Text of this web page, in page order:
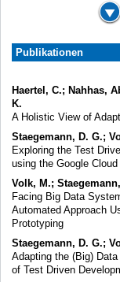
Publikationen
Haertel, C.; Nahhas,
K.
A Holistic View of
Staegemann, D. G.;
Exploring the Test
using the Google
Volk, M.;
Facing Big Data
Automated Approach
Prototyping
Staegemann, D. G.;
Adapting the (Big)
of Test Driven